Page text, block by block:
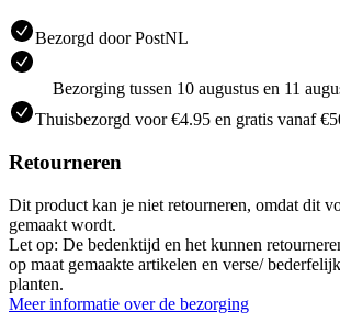
Bezorgd door PostNL
Bezorging tussen 10 augustus en 11
Thuisbezorgd voor €4.95 en gratis vanaf
Retourneren
Dit product kan je niet retourneren, omdat dit
gemaakt wordt.
Let op: De bedenktijd en het kunnen
op maat gemaakte artikelen en verse/
planten.
Meer informatie over de bezorging